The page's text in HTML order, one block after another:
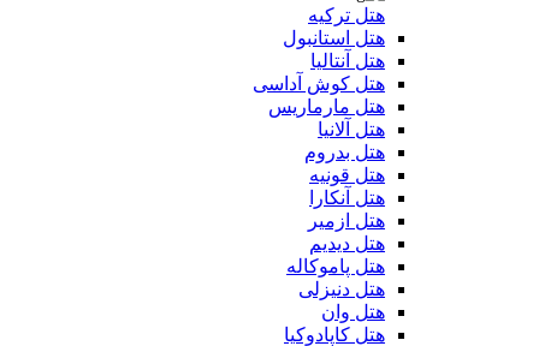
هتل ترکیه
هتل استانبول
هتل آنتالیا
هتل کوش آداسی
هتل مارماریس
هتل آلانیا
هتل بدروم
هتل قونیه
هتل آنکارا
هتل ازمیر
هتل دیدیم
هتل پاموکاله
هتل دنیزلی
هتل وان
هتل کاپادوکیا